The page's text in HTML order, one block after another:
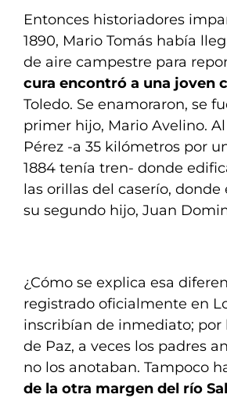
Entonces historiadores
1890, Mario Tomás había
de aire campestre para
cura encontró a una joven
Toledo. Se enamoraron, se
primer hijo, Mario Avelino.
Pérez -a 35 kilómetros por
1884 tenía tren- donde
las orillas del caserío, donde
su segundo hijo, Juan
¿Cómo se explica esa
registrado oficialmente en
inscribían de inmediato;
de Paz, a veces los padres
no los anotaban. Tampoco
de la otra margen del río